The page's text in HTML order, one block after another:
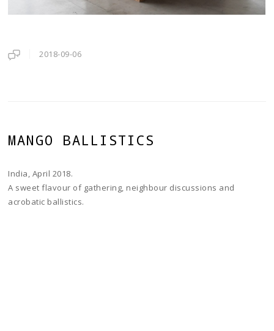
2018-09-06
MANGO BALLISTICS
India, April 2018.
A sweet flavour of gathering, neighbour discussions and
acrobatic ballistics.